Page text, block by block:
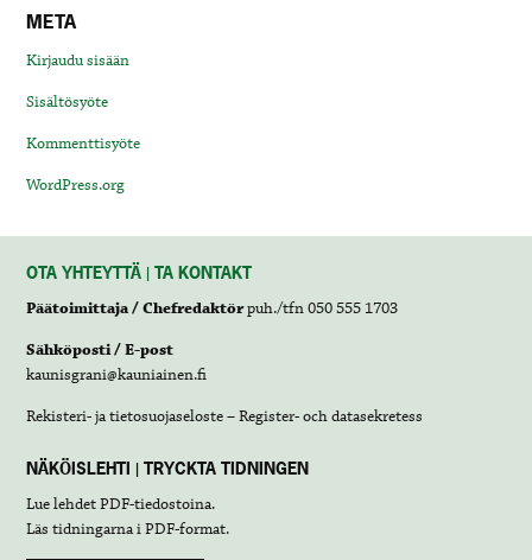
META
Kirjaudu sisään
Sisältösyöte
Kommenttisyöte
WordPress.org
OTA YHTEYTTÄ | TA KONTAKT
Päätoimittaja / Chefredaktörpuh./tfn 050 555 1703
Sähköposti / E-post
kaunisgrani@kauniainen.fi
Rekisteri- ja tietosuojaseloste – Register- och datasekretess
NÄKÖISLEHTI | TRYCKTA TIDNINGEN
Lue lehdetPDF-tiedostoina.
Läs tidningarna iPDF-format.